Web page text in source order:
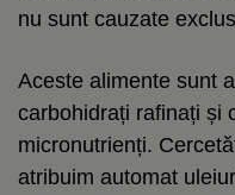
nu sunt cauzate
Aceste alimente sunt
carbohidrați rafinați și
micronutrienți.
atribuim automat